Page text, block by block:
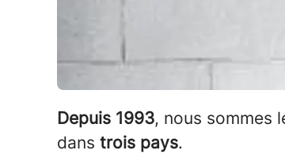
Depuis 1993, nous sommes
dans trois pays.